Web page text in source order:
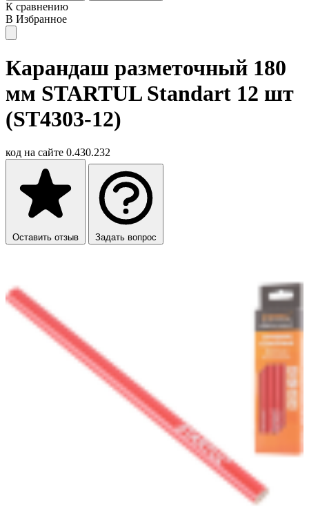
К сравнению
В Избранное
Карандаш разметочный 180
мм STARTUL Standart 12 шт
(ST4303-12)
код на сайте 0.430.232
Оставить отзыв Задать вопрос